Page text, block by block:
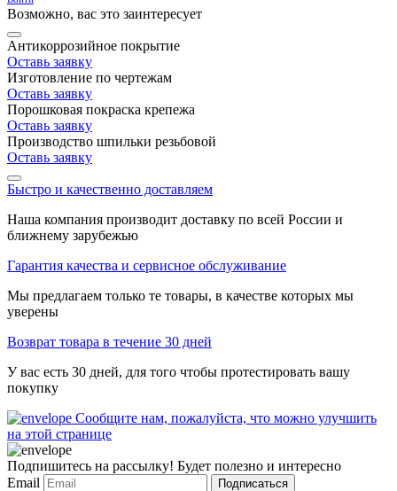
Возможно, вас это заинтересует
Антикоррозийное покрытие
Оставь заявку
Изготовление по чертежам
Оставь заявку
Порошковая покраска крепежа
Оставь заявку
Производство шпильки резьбовой
Оставь заявку
Быстро и качественно доставляем
Наша компания производит доставку по всей России и
ближнему зарубежью
Гарантия качества и сервисное обслуживание
Мы предлагаем только те товары, в качестве которых мы
уверены
Возврат товара в течение 30 дней
У вас есть 30 дней, для того чтобы протестировать вашу
покупку
Сообщите нам, пожалуйста, что можно улучшить
на этой странице
Подпишитесь на рассылку! Будет полезно и интересно
Email
Подписаться